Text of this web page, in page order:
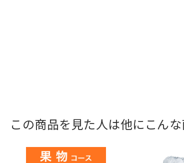
この商品を見た人は他にこんな